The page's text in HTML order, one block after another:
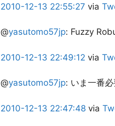
2010-12-13 22:55:27 via
@yasutomo57jp: Fuzzy
2010-12-13 22:49:12 via
@yasutomo57jp: いま一番
2010-12-13 22:47:48 via